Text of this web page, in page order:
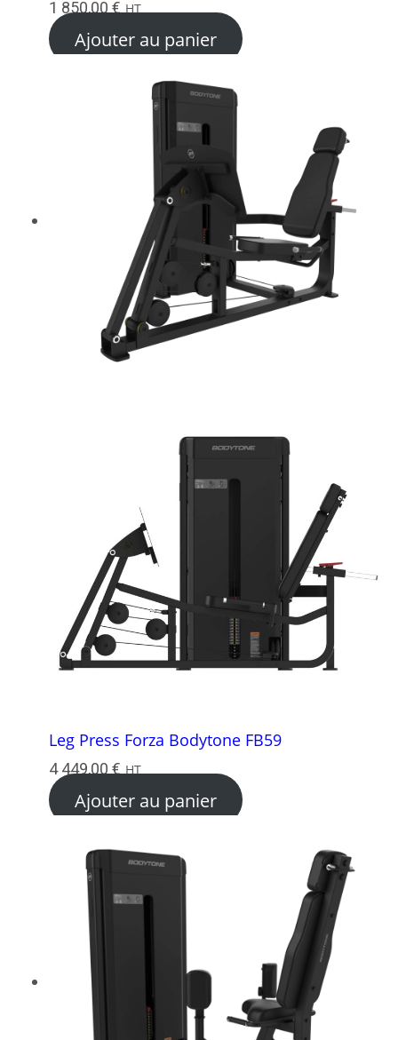
1 850,00 € HT
Ajouter au panier
Leg Press Forza Bodytone FB59
4 449,00 € HT
Ajouter au panier